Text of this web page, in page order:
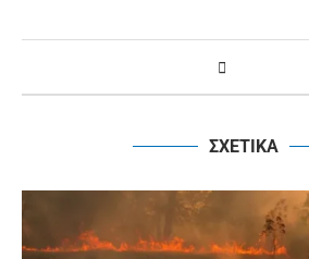
ΣΧΕΤΙΚΑ